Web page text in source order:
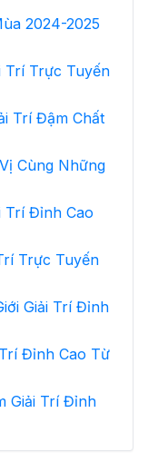
2024-2025
Trí Trực Tuyến
Trí Đậm Chất
Cùng Những
Trí Đỉnh Cao
Trực Tuyến
Giải Trí Đỉnh
Đỉnh Cao Từ
Giải Trí Đỉnh